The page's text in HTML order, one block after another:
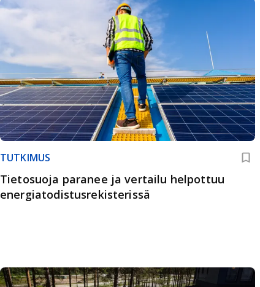
TUTKIMUS
Tietosuoja paranee ja vertailu helpottuu
energiatodistus­rekisterissä